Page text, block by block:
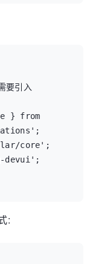
要引入
} from
core';
devui';
: